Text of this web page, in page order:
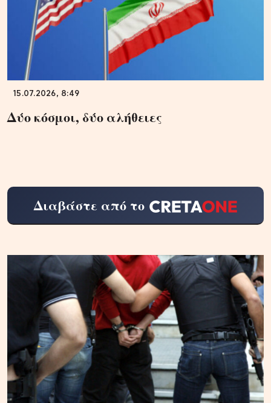
15.07.2026, 8:49
Δύο κόσμοι, δύο αλήθειες
Διαβάστε από το